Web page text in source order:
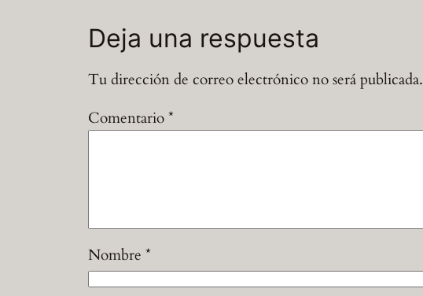
Deja una respuesta
Tu dirección de correo electrónico no será publicada.
Comentario*
Nombre *